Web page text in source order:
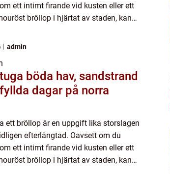
ett intimt firande vid kusten eller ett
bröllop i hjärtat av staden, kan
admin
hav, sandstrand
dagar på norra
ett bröllop är en uppgift lika storslagen
efterlängtad. Oavsett om du
ett intimt firande vid kusten eller ett
bröllop i hjärtat av staden, kan